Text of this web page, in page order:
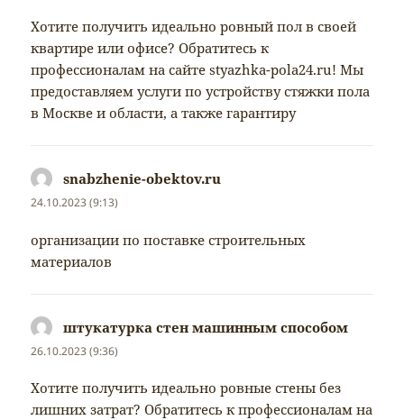
Хотите получить идеально ровный пол в своей
квартире или офисе? Обратитесь к
профессионалам на сайте styazhka-pola24.ru! Мы
предоставляем услуги по устройству стяжки пола
в Москве и области, а также гарантиру
snabzhenie-obektov.ru
24.10.2023 (9:13)
организации по поставке строительных
материалов
штукатурка стен машинным способом
26.10.2023 (9:36)
Хотите получить идеально ровные стены без
лишних затрат? Обратитесь к профессионалам на